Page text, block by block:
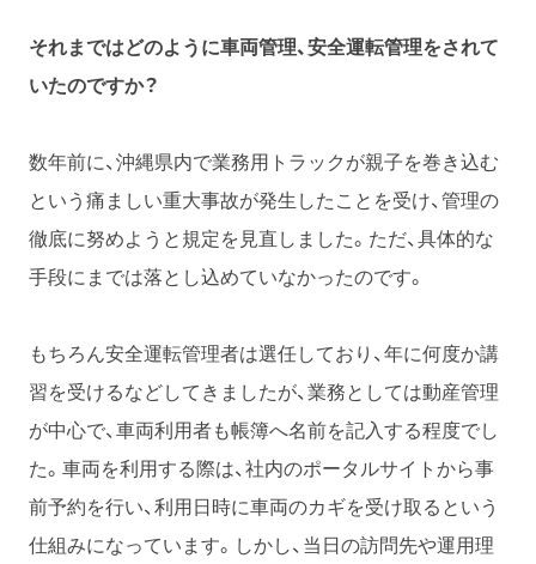
それまではどのように車両管理、安全運転管理をされて
いたのですか？
数年前に、沖縄県内で業務用トラックが親子を巻き込む
という痛ましい重大事故が発生したことを受け、管理の
徹底に努めようと規定を見直しました。ただ、具体的な
手段にまでは落とし込めていなかったのです。
もちろん安全運転管理者は選任しており、年に何度か講
習を受けるなどしてきましたが、業務としては動産管理
が中心で、車両利用者も帳簿へ名前を記入する程度でし
た。車両を利用する際は、社内のポータルサイトから事
前予約を行い、利用日時に車両のカギを受け取るという
仕組みになっています。しかし、当日の訪問先や運用理